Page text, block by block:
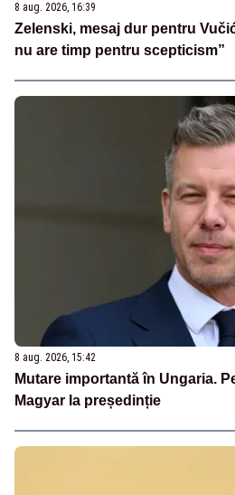
8 aug. 2026, 16:39
Zelenski, mesaj dur pentru
nu are timp pentru scepticism”
8 aug. 2026, 15:42
Mutare importantă în Ungaria.
Magyar la președinție